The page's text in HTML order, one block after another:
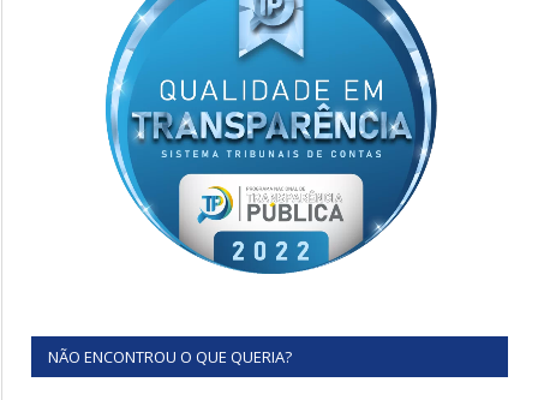
NÃO ENCONTROU O QUE QUERIA?